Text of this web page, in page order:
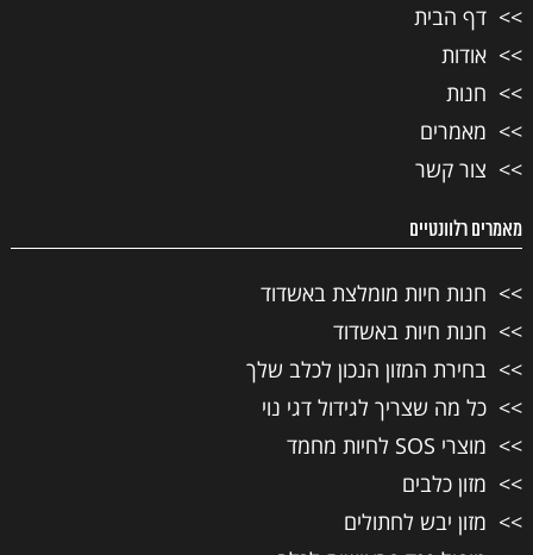
דף הבית
אודות
חנות
מאמרים
צור קשר
מאמרים רלוונטיים
חנות חיות מומלצת באשדוד
חנות חיות באשדוד
בחירת המזון הנכון לכלב שלך
כל מה שצריך לגידול דגי נוי
מוצרי SOS לחיות מחמד
מזון כלבים
מזון יבש לחתולים